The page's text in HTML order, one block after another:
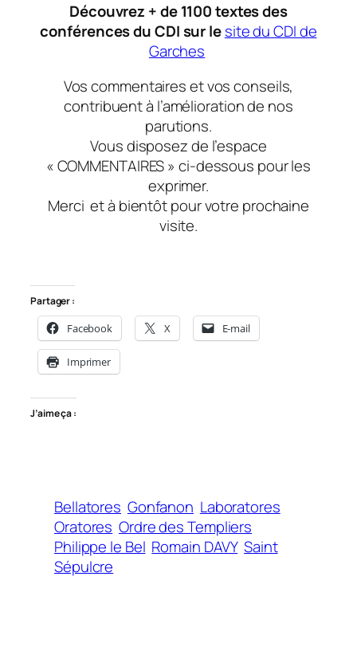
Découvrez + de 1100 textes des
conférences du CDI sur lesite du CDI de
Garches
Vos commentaires et vos conseils,
contribuent à l’amélioration de nos
parutions.
Vous disposez de l’espace
« COMMENTAIRES » ci-dessous pour les
exprimer.
Merci et à bientôtpour votre prochaine
visite.
Partager :
Facebook X E-mail
Imprimer
J’aime ça :
Bellatores Gonfanon Laboratores
Oratores Ordre des Templiers
Philippe le Bel Romain DAVY Saint
Sépulcre